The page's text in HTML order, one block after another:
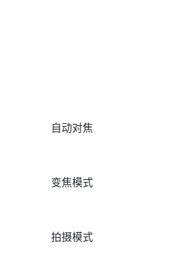
自动对焦
变焦模式
拍摄模式